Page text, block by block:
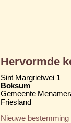
Hervormde
Sint Margrietwei 1
Boksum
Gemeente
Friesland
Nieuwe bestemming